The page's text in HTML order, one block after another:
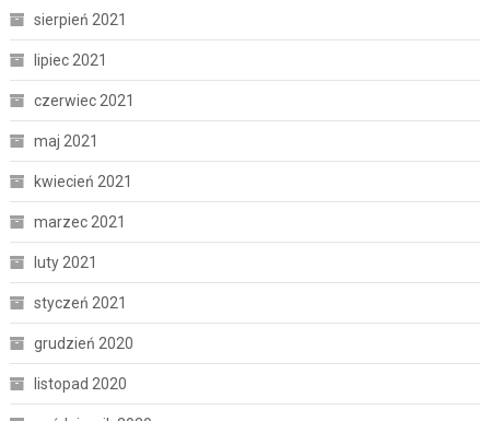
sierpień 2021
lipiec 2021
czerwiec 2021
maj 2021
kwiecień 2021
marzec 2021
luty 2021
styczeń 2021
grudzień 2020
listopad 2020